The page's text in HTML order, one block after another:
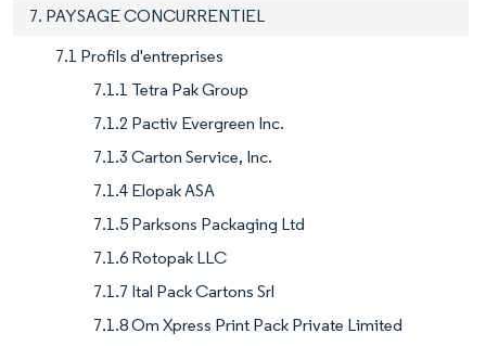
7. PAYSAGE CONCURRENTIEL
7.1 Profils d'entreprises
7.1.1 Tetra Pak Group
7.1.2 Pactiv Evergreen Inc.
7.1.3 Carton Service, Inc.
7.1.4 Elopak ASA
7.1.5 Parksons Packaging Ltd
7.1.6 Rotopak LLC
7.1.7 Ital Pack Cartons Srl
7.1.8 Om Xpress Print Pack Private Limited